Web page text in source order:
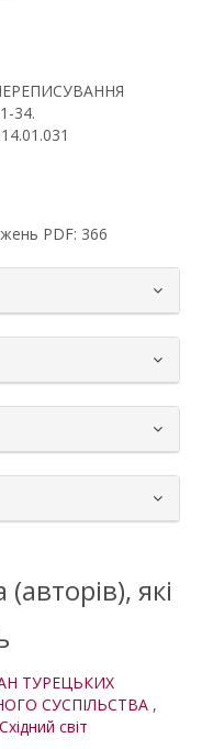
ПЕРЕПИСУВАННЯ
34.
PDF: 366
які
ТУРЕЦЬКИХ
СУСПІЛЬСТВА ,
світ